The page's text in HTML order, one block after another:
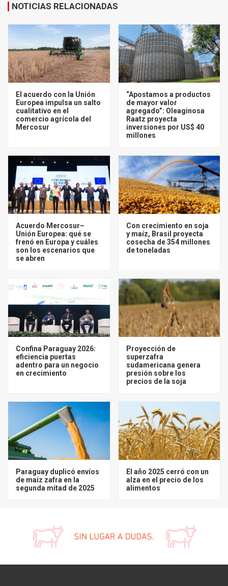
NOTICIAS RELACIONADAS
El acuerdo con la Unión
Europea impulsa un salto
cualitativo en el
comercio agrícola del
Mercosur
“Apostamos a productos
de mayor valor
agregado”: Oleaginosa
Raatz proyecta
inversiones por US$ 40
millones
Acuerdo Mercosur–
Unión Europea: qué se
frenó en Europa y cuáles
son los escenarios que
se abren
Con crecimiento en soja
y maíz, Brasil proyecta
cosecha de 354 millones
de toneladas
Confina Paraguay 2026:
eficiencia puertas
adentro para un negocio
en crecimiento
Proyección de
superzafra
sudamericana genera
presión sobre los
precios de la soja
Paraguay duplicó envíos
de maíz zafra en la
segunda mitad de 2025
El año 2025 cerró con un
alza en el precio de los
alimentos